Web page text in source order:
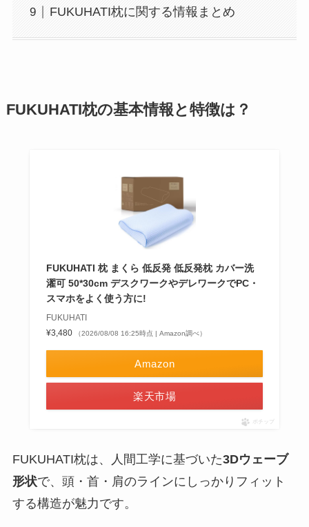
FUKUHATI枕に関する情報まとめ
FUKUHATI枕の基本情報と特徴は？
FUKUHATI 枕 まくら 低反発 低反発枕 カバー洗
濯可 50*30cm デスクワークやデレワークでPC・
スマホをよく使う方に!
FUKUHATI
¥3,480
（2026/08/08 16:25時点 | Amazon調べ）
Amazon
楽天市場
ポチップ
FUKUHATI枕は、人間工学に基づいた3Dウェーブ
形状で、頭・首・肩のラインにしっかりフィット
する構造が魅力です。